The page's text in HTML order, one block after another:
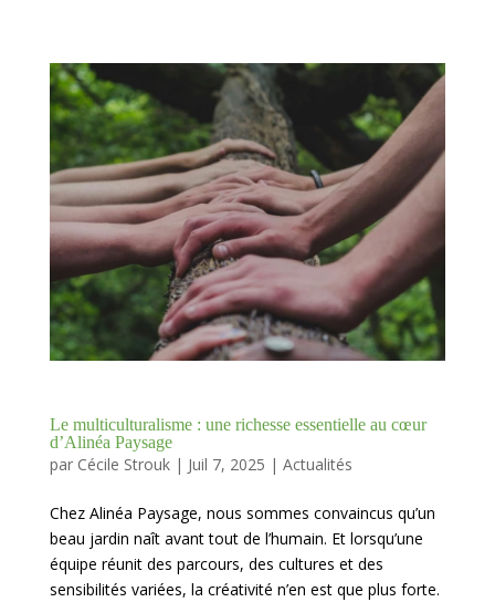
Le multiculturalisme : une richesse essentielle au cœur
d’Alinéa Paysage
par Cécile Strouk| Juil 7, 2025 | Actualités
Chez Alinéa Paysage, nous sommes convaincus qu’un
beau jardin naît avant tout de l’humain. Et lorsqu’une
équipe réunit des parcours, des cultures et des
sensibilités variées, la créativité n’en est que plus forte.